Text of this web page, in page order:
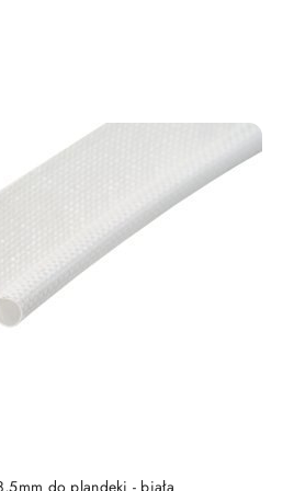
DO KOSZYKA